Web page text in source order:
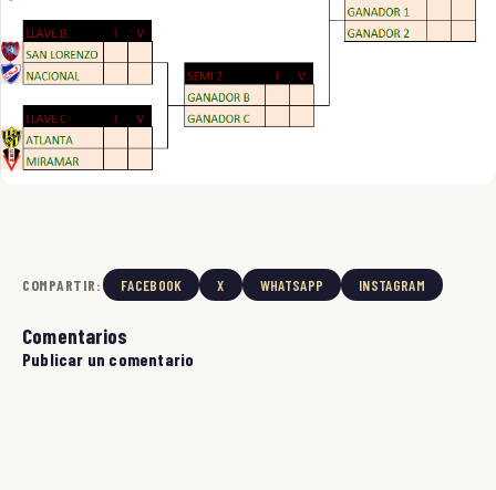
COMPARTIR: FACEBOOK X WHATSAPP INSTAGRAM
Comentarios
Publicar un comentario